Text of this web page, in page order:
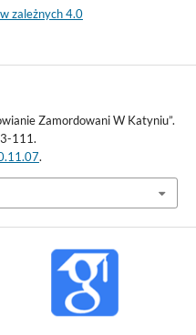
zależnych 4.0
Zamordowani W Katyniu”.
111.
.